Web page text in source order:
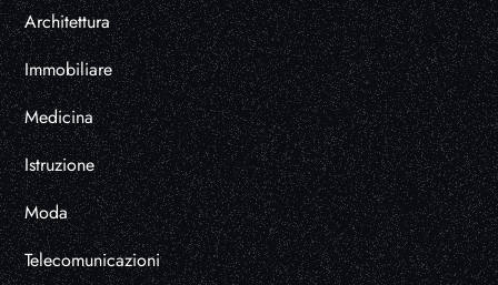
Architettura
Immobiliare
Medicina
Istruzione
Moda
Telecomunicazioni